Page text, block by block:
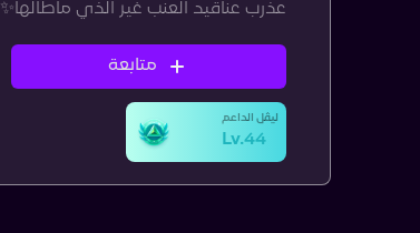
عذرب عناقيد العنب غير الذي ماطالها✨
متابعة
ليڤل الداعم
Lv.44